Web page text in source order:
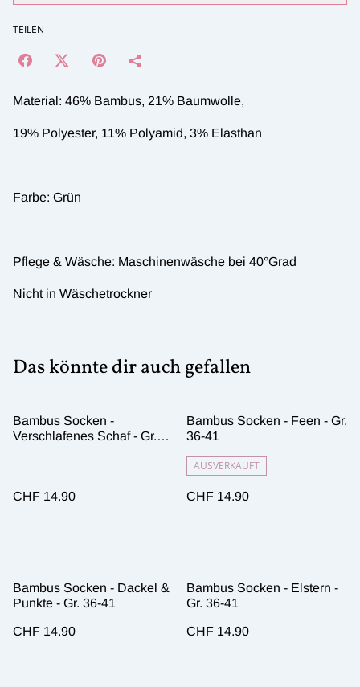
TEILEN
Material: 46% Bambus, 21% Baumwolle,
19% Polyester, 11% Polyamid, 3% Elasthan
Farbe: Grün
Pflege & Wäsche: Maschinenwäsche bei 40°Grad
Nicht in Wäschetrockner
Das könnte dir auch gefallen
Bambus Socken -
Verschlafenes Schaf - Gr.
CHF 14.90
Bambus Socken - Feen - Gr.
36-41
AUSVERKAUFT
CHF 14.90
Bambus Socken - Dackel &
Punkte - Gr. 36-41
CHF 14.90
Bambus Socken - Elstern -
Gr. 36-41
CHF 14.90